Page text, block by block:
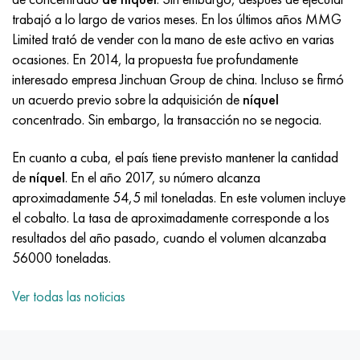
trabajó a lo largo de varios meses. En los últimos años MMG
Limited trató de vender con la mano de este activo en varias
ocasiones. En 2014, la propuesta fue profundamente
interesado empresa Jinchuan Group de china. Incluso se firmó
un acuerdo previo sobre la adquisición de níquel
concentrado. Sin embargo, la transacción no se negocia.
En cuanto a cuba, el país tiene previsto mantener la cantidad
de níquel. En el año 2017, su número alcanza
aproximadamente 54,5 mil toneladas. En este volumen incluye
el cobalto. La tasa de aproximadamente corresponde a los
resultados del año pasado, cuando el volumen alcanzaba
56000 toneladas.
Ver todas las noticias
Incotherm
incotest
Jette M152
Cobalto 6B
maraging 250
René 41
Maraging 300
Maraging 350
47ND
47НХР
49KF
49K2F, 49K2FA-VI
Aleación 50N
Aleación 50NP
50NHS
Aleación 52N
HN62VMYUT
HN62MVKYU
HN63MB
XN65VM
KhN65VMTYu
KhN67MVTYu
KhN68VKTYU
KhN68VMTYUK-vd
VT-35
PT-1M
PT-3V
PT-7M
2B
SPT-2 sv
A LAS 3
3M
1.4466 - AISI 310MoLn
Aleación Al6xn
15-7Ph® - 1.4532
PH 13-8 meses - 1.4534
1.4542 - 17-4Ph®
Custom 455® - 1.4543 - uns s45500
1.4545 - 15-5Ph®
1.4548 - 17-4Ph®
10X17H13M3T
10X18N18Yu4D
11X11N2V2MF
12Х18Н9Т
13X11N2V2MF
15x11mf
15х12vnmf
15Х12Н2MVFAB
2,0872, CuNi10Fe1Mn, Cw352h
Bronce aluminio silicio
CW301G, C64200
bronce de silicio
C65500, CuAl11Fe3
C65620, CuSi3Fe2Zn3
C65100, CuSi1.5
Bronce estaño-plomo
latón rojo
C84400, CuSn2ZnPb
C83600, CuSn5ZnPb
45G2, 45g2, AISI 1144
Aleación de acero estructural
10g2, 10g2, AISI 1513
12X2H4A, 15NiCr13, 1.5752
AC14, 11SMnPb30
20G, 20mn5
20XH3A, AISI 4320, 20hn3a
20HM, 24CrMo5, 20hm
Р6М5, 1.3343, hs6-5-2, sw7m
Р6М5К5, 1.3243, hs6-5-2-5
R6M5F3, 1.3344, hs6-5-3
9М4К8,1.3207
R12F3, 1.3318, sw12
P18, 1,3355, hs18-0-1, sw18
Acero carbono
10,1.1645, C105W1